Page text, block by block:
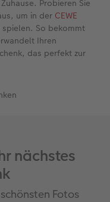
Probieren Sie
um in der CEWE
So bekommt
Ihren
das perfekt zur
nächstes
Fotos